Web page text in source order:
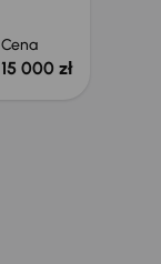
Cena
15 000 zł